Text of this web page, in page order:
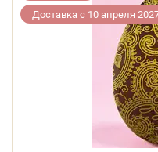
Доставка с 10 апреля